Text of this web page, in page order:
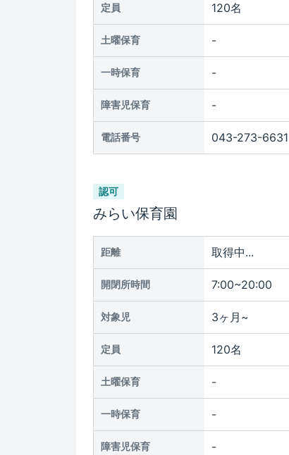
定員 120名
土曜保育 -
一時保育 -
障害児保育 -
電話番号 043-273-6631
認可
みらい保育園
距離 取得中...
開閉所時間 7:00~20:00
対象児 3ヶ月~
定員 120名
土曜保育 -
一時保育 -
障害児保育 -